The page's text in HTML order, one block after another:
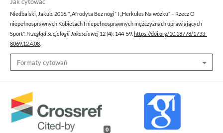
Niedbalski, Jakub. 2016. “„Afrodyta Bez nogi” I „Herkules Na wózku” – Rzecz O
niepełnosprawnych Kobietach I niepełnosprawnych mężczyznach uprawiających
Sport”. Przegląd Socjologii Jakościowej 12 (4): 144-59. https://doi.org/10.18778/1733-
8069.12.4.08
Formaty cytowań
0